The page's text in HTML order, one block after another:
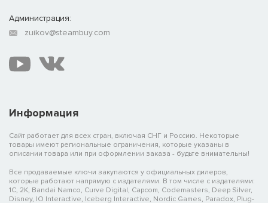
Информация
Сайт работает для всех стран, включая СНГ и Россию. Некоторые
товары имеют региональные ограничения, которые указаны в
описании товара или при оформлении заказа - будьте внимательны!
Все продаваемые ключи закупаются у официальных дилеров,
которые работают напрямую с издателями. В том числе с издателями:
1C, 2K, Bandai Namco, Curve Digital, Capcom, Codemasters, Deep Silver,
Disney, IO Interactive, Iceberg Interactive, Nordic Games, Paradox, Plug-
Администрация:
zuikov@steambuy.com